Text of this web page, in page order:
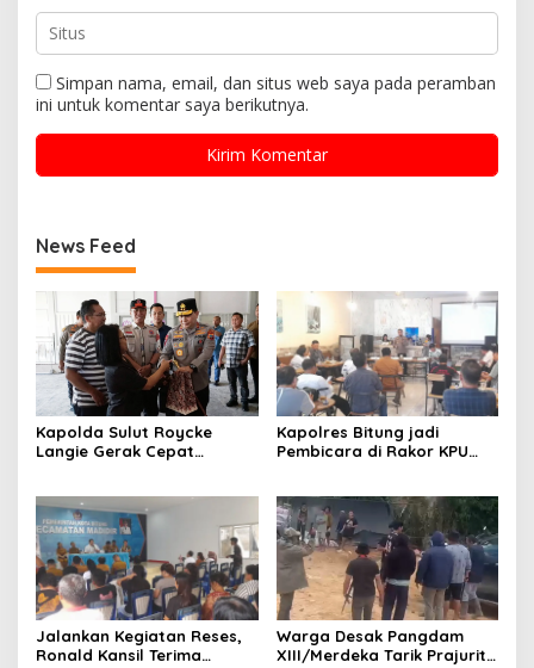
Simpan nama, email, dan situs web saya pada peramban
ini untuk komentar saya berikutnya.
News Feed
Kapolda Sulut Roycke
Langie Gerak Cepat
Bantuan untuk Percepatan
Pemulihan
Kapolres Bitung jadi
Pembicara di Rakor KPU
Jalankan Kegiatan Reses,
Ronald Kansil Terima
Warga Desak Pangdam
XIII/Merdeka Tarik Prajurit